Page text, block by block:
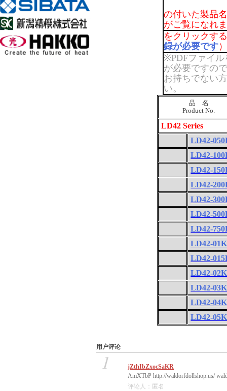
の付いた製品
がご覧になれ
をクリックす
録が必要です）
※PDFファイル
が必要ですの
お持ちでない
い。
品 名
Product No.
LD42 Series
LD42-
LD42-
LD42-
LD42-
LD42-
LD42-
LD42-
LD42-
LD42-
LD42-
LD42-
LD42-
LD42-
用户评论
1
jZthIbZxocSaKR
AmXTbP http://waldorfdollshop.us/
评论人：匿名